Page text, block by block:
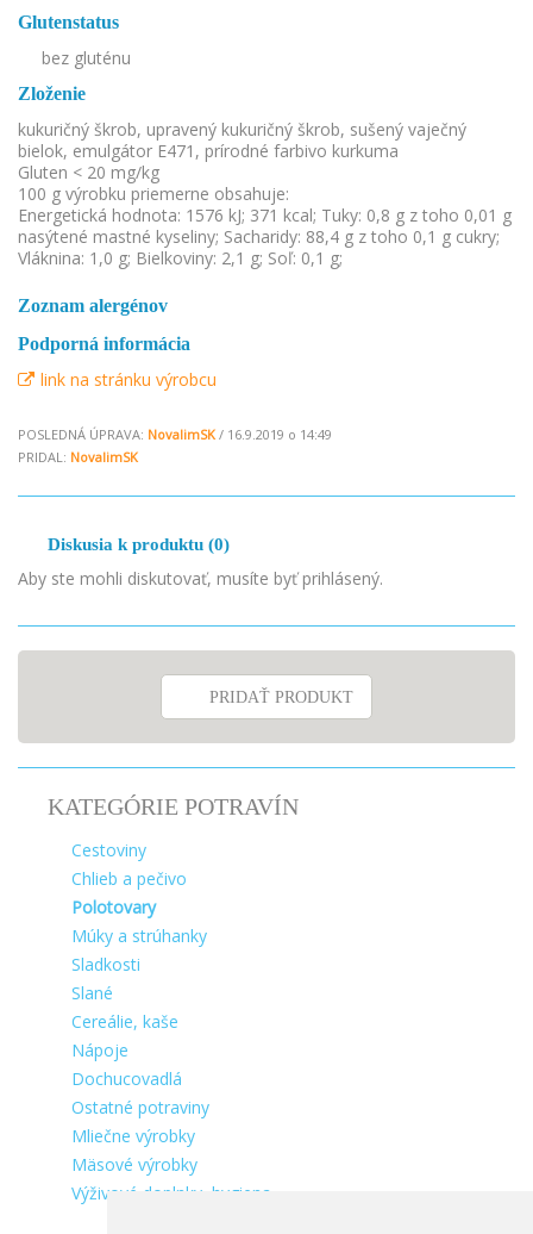
Glutenstatus
bez gluténu
Zloženie
kukuričný škrob, upravený kukuričný škrob, sušený vaječný
bielok, emulgátor E471, prírodné farbivo kurkuma
Gluten < 20 mg/kg
100 g výrobku priemerne obsahuje:
Energetická hodnota: 1576 kJ; 371 kcal; Tuky: 0,8 g z toho 0,01 g
nasýtené mastné kyseliny; Sacharidy: 88,4 g z toho 0,1 g cukry;
Vláknina: 1,0 g; Bielkoviny: 2,1 g; Soľ: 0,1 g;
Zoznam alergénov
Podporná informácia
link na stránku výrobcu
POSLEDNÁ ÚPRAVA: NovalimSK / 16.9.2019 o 14:49
PRIDAL: NovalimSK
Diskusia k produktu (0)
Aby ste mohli diskutovať, musíte byť prihlásený.
PRIDAŤ PRODUKT
KATEGÓRIE POTRAVÍN
Cestoviny
Chlieb a pečivo
Polotovary
Múky a strúhanky
Sladkosti
Slané
Cereálie, kaše
Nápoje
Dochucovadlá
Ostatné potraviny
Mliečne výrobky
Mäsové výrobky
Výživové doplnky, hygiena